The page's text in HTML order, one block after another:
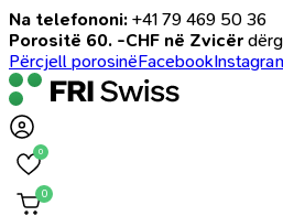
Na telefononi: +41 79 469 50 36
Porositë 60. -CHF në Zvicër
Përcjell porosinëFacebook
0
0